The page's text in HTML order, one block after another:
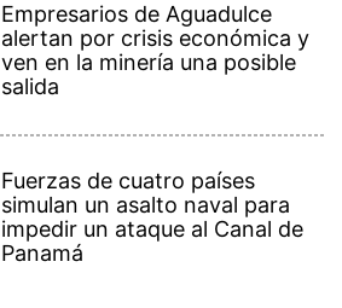
Empresarios de Aguadulce
alertan por crisis económica y
ven en la minería una posible
salida
Fuerzas de cuatro países
simulan un asalto naval para
impedir un ataque al Canal de
Panamá